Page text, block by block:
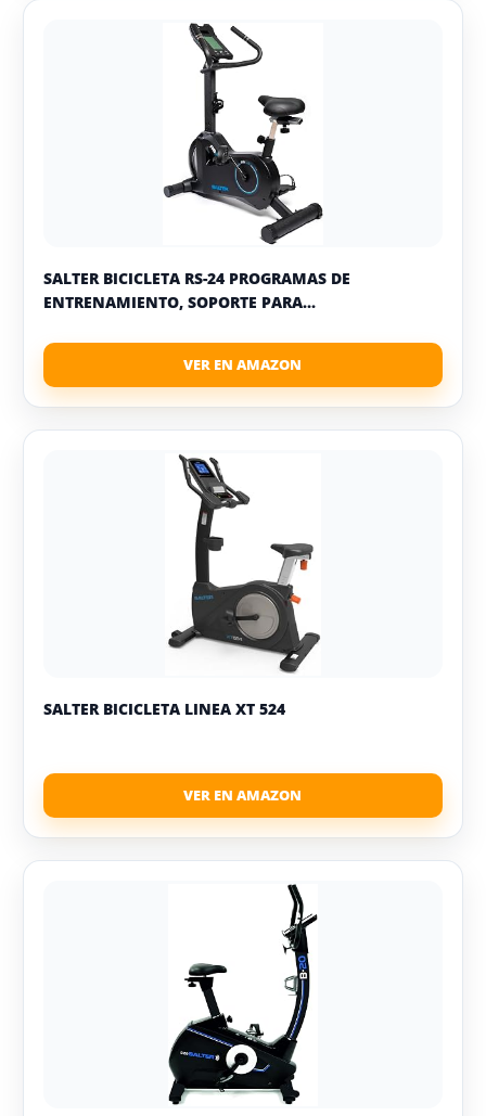
SALTER BICICLETA RS-24 PROGRAMAS DE
ENTRENAMIENTO, SOPORTE PARA...
SALTER BICICLETA LINEA XT 524